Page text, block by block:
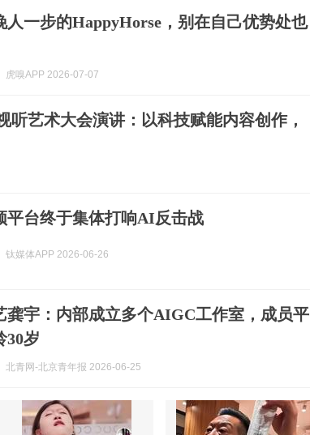
人一步的HappyHorse，别在自己优势处也
虎嗅APP 2026-07-07
听艺术大会演讲：以科技赋能内容创作，
平台终于集体打响AI反击战
钛媒体APP 2026-06-26
龚宇：内部成立多个AIGC工作室，成员平
30岁
北青网-北京青年报 2026-06-25